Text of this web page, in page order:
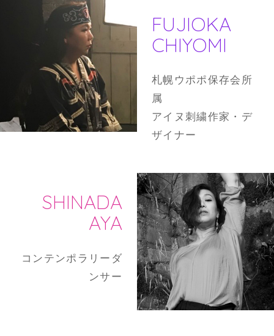
FUJIOKA
CHIYOMI
札幌ウポポ保存会所
属
アイヌ刺繍作家・デ
ザイナー
SHINADA
AYA
コンテンポラリーダ
ンサー